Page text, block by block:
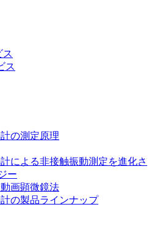
ス
ス
の測定原理
による非接触振動測定を進化さ
ー
画顕微鏡法
の製品ラインナップ